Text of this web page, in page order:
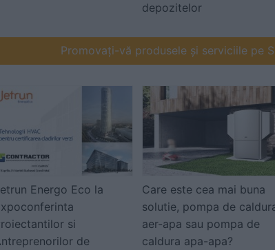
depozitelor
Promovați-vă produsele și serviciile pe
Energo Eco la
si
de
Care este cea mai buna
solutie, pompa de
aer-apa sau pompa de
caldura apa-apa?